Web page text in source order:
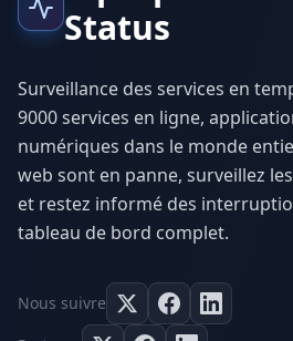
Status
Surveillance des services en
9000 services en ligne,
numériques dans le monde
web sont en panne, surveillez
et restez informé des
tableau de bord complet.
Nous suivre